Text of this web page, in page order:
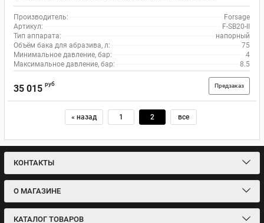
Производитель:
Forsage
Артикул:
F-SB20-II
Тип аппарата:
напорный
Объём бака для абразива, л:
75
Минимальное давление, бар:
4
Максимальное давление, бар:
8.5
35 015 руб Предзаказ
« назад 1 2 все
КОНТАКТЫ
О МАГАЗИНЕ
КАТАЛОГ ТОВАРОВ